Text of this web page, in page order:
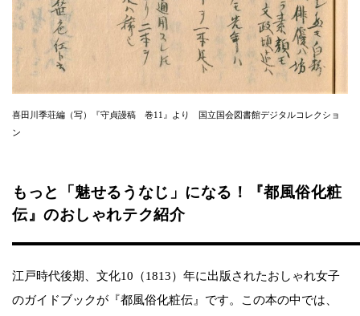
喜田川季荘編（写）『守貞謾稿 巻11』より 国立国会図書館デジタルコレクショ
ン
もっと「魅せるうなじ」になる！『都風俗化粧
伝』のおしゃれテク紹介
江戸時代後期、文化10（1813）年に出版されたおしゃれ女子
のガイドブックが『都風俗化粧伝』です。この本の中では、